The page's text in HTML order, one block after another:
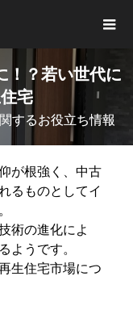
！？若い世代に
宅
するお役立ち情報
が根強く、中古
るものとしてイ
術の進化によ
ようです。
生住宅市場につ